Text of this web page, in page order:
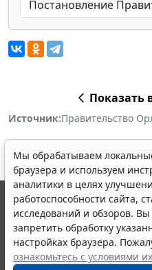
Показать
Источник:Правительство
Мы обрабатываем
браузера и используем
аналитики в целях
работоспособности сайта,
исследований и обзоров.
запретить обработку
настройках браузера.
ознакомьтесь с условиями
© ООО "НПП "ГАРАНТ-
выпускается с 1990 года.
являются участниками
информации ГАРАНТ.